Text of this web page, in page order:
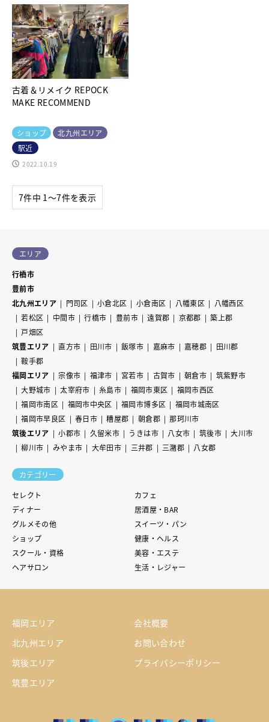
古着＆リメイク REPOCK
MAKE RECOMMEND
ショップ
北九州エリア
駅近
2022.10.19
7件中 1〜7件を表示
エリア
行橋市
豊前市
北九州エリア
門司区 小倉北区 小倉南区 八幡東区
八幡西区
若松区
中間市 行橋市 豊前市 遠賀郡 京都郡
築上郡
戸畑区
筑豊エリア
直方市 田川市 飯塚市 嘉麻市 嘉穂郡
田川郡
鞍手郡
福岡エリア
宗像市 福津市 宮若市 古賀市 朝倉市
筑紫野市
大野城市
太宰府市 糸島市 福岡市東区
福岡市西区
福岡市南区
福岡市中央区 福岡市博多区
福岡市城南区
福岡市早良区
春日市 糟屋郡 朝倉郡
那珂川市
筑後エリア
小郡市 久留米市 うきは市 八女市 筑後市
大川市
柳川市
みやま市 大牟田市 三井郡 三潴郡 八女郡
カテゴリー
セレクト
カフェ
ディナー
居酒屋・BAR
グルメその他
スイーツ・パン
ショップ
健康・ヘルス
スクール・資格
美容・エステ
ヘアサロン
生活・レジャー
福岡エリア
北九州エリア
筑後エリア
筑豊エリア
会社概要
お問い合わせ
プライバシーポリシー